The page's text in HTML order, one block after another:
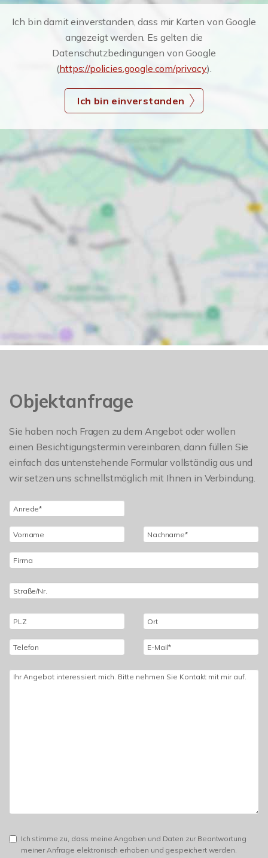
Ich bin damit einverstanden, dass mir Karten von Google
angezeigt werden. Es gelten die
Datenschutzbedingungen von Google
(https://policies.google.com/privacy).
Ich bin einverstanden
Objektanfrage
Sie haben noch Fragen zu dem Angebot oder wollen
einen Besichtigungstermin vereinbaren, dann füllen Sie
einfach das untenstehende Formular vollständig aus und
wir setzen uns schnellstmöglich mit Ihnen in Verbindung.
Ich stimme zu, dass meine Angaben und Daten zur Beantwortung
meiner Anfrage elektronisch erhoben und gespeichert werden.